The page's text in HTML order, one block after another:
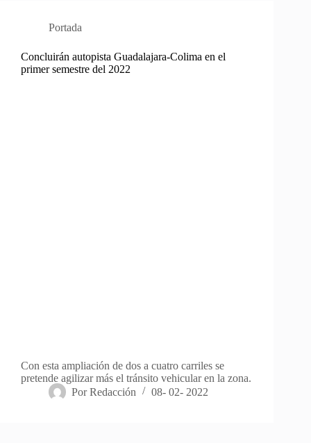
Portada
Concluirán autopista Guadalajara-Colima en el
primer semestre del 2022
Con esta ampliación de dos a cuatro carriles se
pretende agilizar más el tránsito vehicular en la zona.
Por Redacción 08- 02- 2022